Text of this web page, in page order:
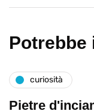
Potrebbe
curiosità
Pietre